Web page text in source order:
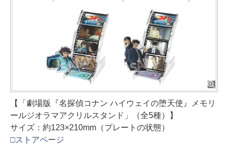
【「劇場版『名探偵コナン ハイウェイの堕天使』メモリ
ールジオラマアクリルスタンド」（全5種）】
サイズ：約123×210mm（プレートの状態）
□ストアページ